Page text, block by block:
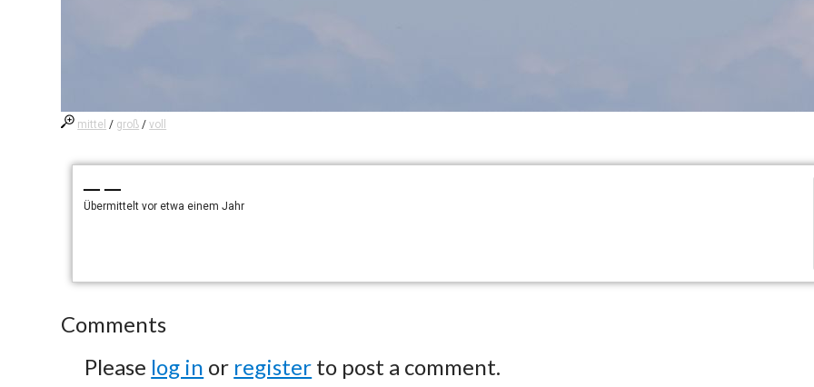
mittel / groß /voll
— —
Übermitteltvor etwa einem Jahr
Comments
Please log in or register to post a comment.